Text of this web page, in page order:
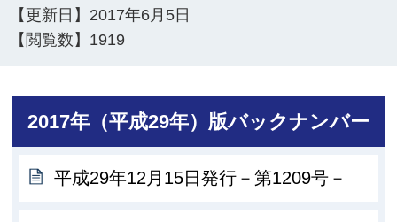
【更新日】 2017年6月5日
【閲覧数】 1919
2017年（平成29年）版バックナンバー
平成29年12月15日発行－第1209号－